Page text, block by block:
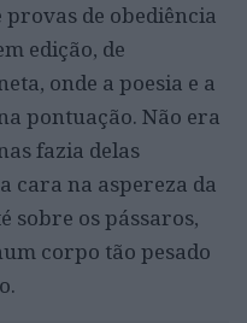
provas de obediência
edição, de
onde a poesia e a
pontuação. Não era
fazia delas
cara na aspereza da
sobre os pássaros,
corpo tão pesado